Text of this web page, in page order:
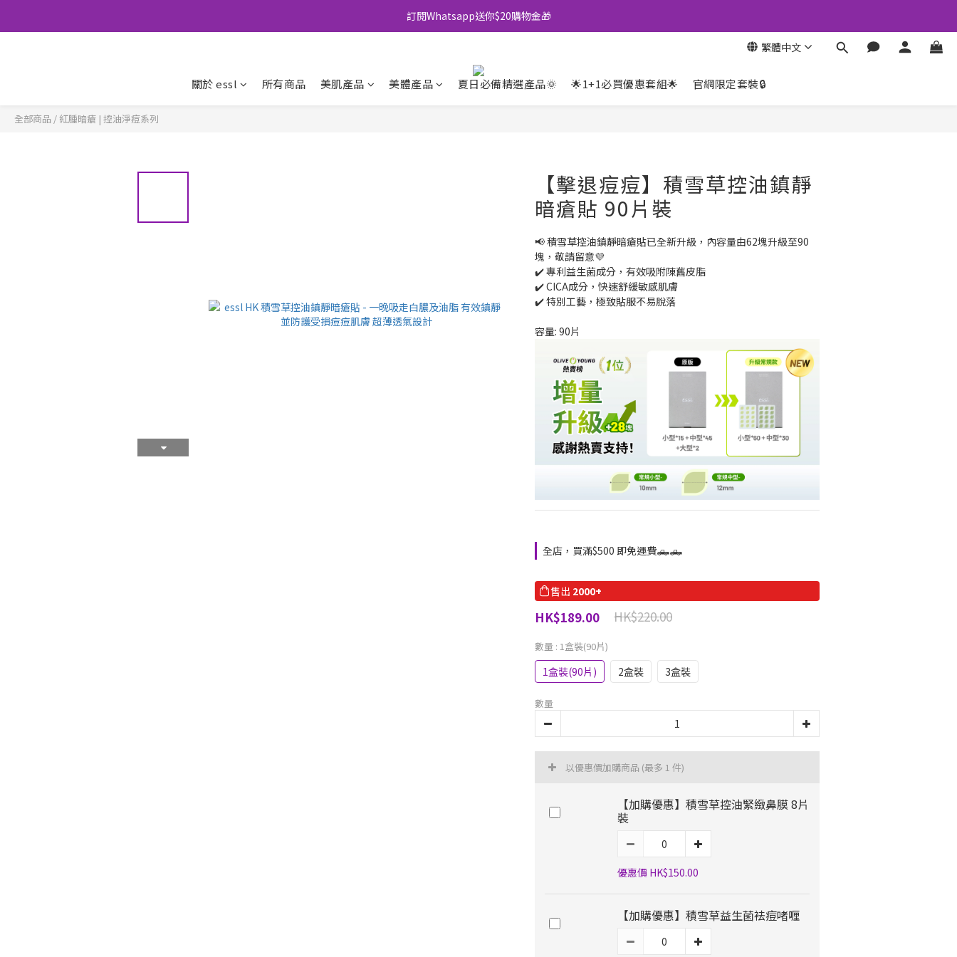
全店買滿$500即享包郵💜
訂閱Whatsapp送你$20購物金🎁
繁體中文
關於 essl 所有商品 美肌產品 美體產品 夏日必備精選產品🌞 🌟1+1必買優惠套組🌟 官網限定套裝🔒
全部商品 / 紅腫暗瘡 | 控油淨痘系列
【擊退痘痘】積雪草控油鎮靜
暗瘡貼 90片裝
📢 積雪草控油鎮靜暗瘡貼已全新升級，內容量由62塊升級至90
塊，敬請留意💜
✔️ 專利益生菌成分，有效吸附陳舊皮脂
✔️ CICA成分，快速舒緩敏感肌膚
✔️ 特別工藝，極致貼服不易脫落
容量: 90片
全店，買滿$500 即免運費🛻🛻
售出 2000+
HK$220.00
HK$189.00
數量 : 1盒裝(90片)
1盒裝(90片) 2盒裝 3盒裝
數量
以優惠價加購商品 (最多 1 件)
【加購優惠】積雪草控油緊緻鼻膜 8片
裝
優惠價 HK$150.00
【加購優惠】積雪草益生菌袪痘啫喱